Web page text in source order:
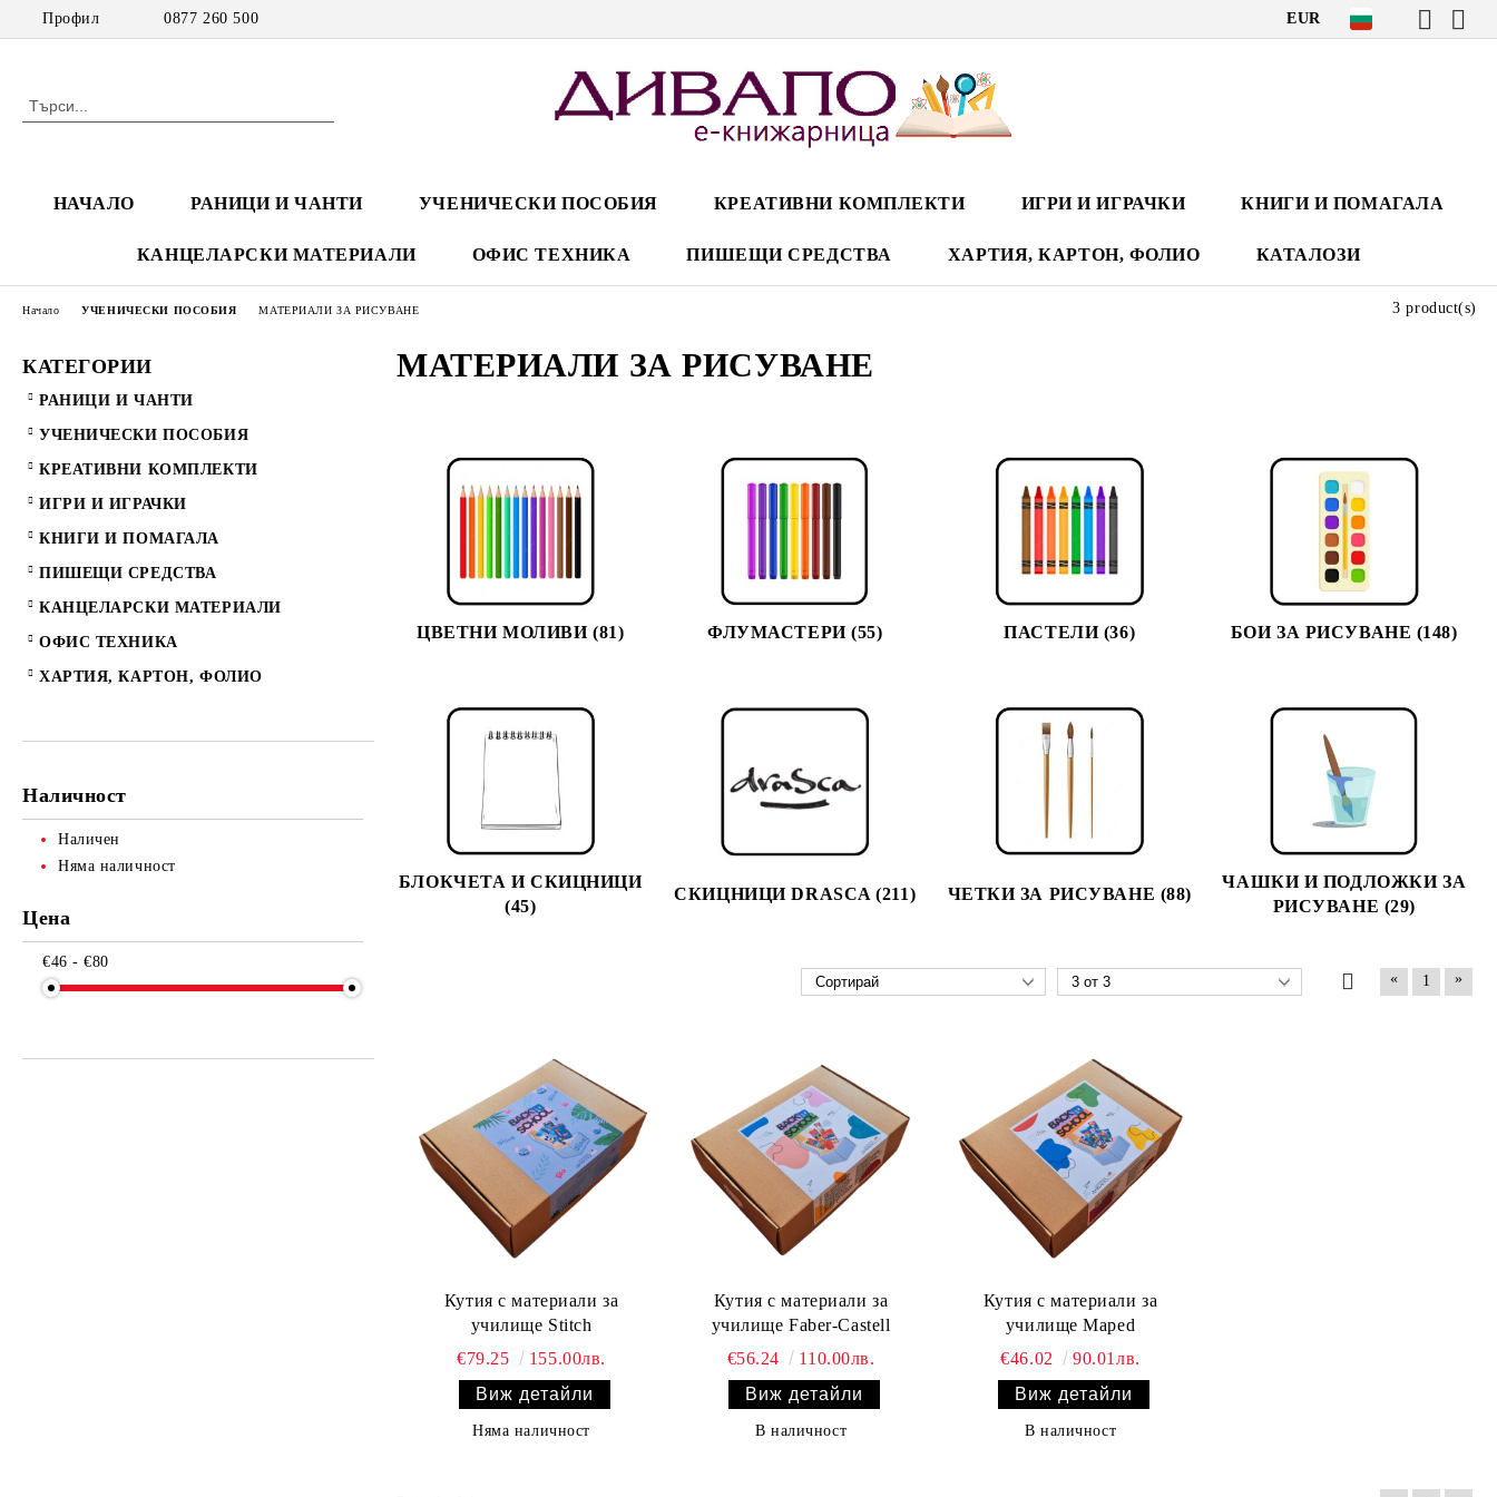
Профил 0877 260 500 EUR
НАЧАЛО РАНИЦИ И ЧАНТИ УЧЕНИЧЕСКИ ПОСОБИЯ КРЕАТИВНИ КОМПЛЕКТИ ИГРИ И ИГРАЧКИ КНИГИ И ПОМАГАЛА
КАНЦЕЛАРСКИ МАТЕРИАЛИ ОФИС ТЕХНИКА ПИШЕЩИ СРЕДСТВА ХАРТИЯ, КАРТОН, ФОЛИО КАТАЛОЗИ
КАТЕГОРИИ
РАНИЦИ И ЧАНТИ
УЧЕНИЧЕСКИ ПОСОБИЯ
КРЕАТИВНИ КОМПЛЕКТИ
ИГРИ И ИГРАЧКИ
КНИГИ И ПОМАГАЛА
ПИШЕЩИ СРЕДСТВА
КАНЦЕЛАРСКИ МАТЕРИАЛИ
ОФИС ТЕХНИКА
ХАРТИЯ, КАРТОН, ФОЛИО
Наличност
Наличен
Няма наличност
Цена
€46 - €80
Начало УЧЕНИЧЕСКИ ПОСОБИЯ МАТЕРИАЛИ ЗА РИСУВАНЕ
МАТЕРИАЛИ ЗА РИСУВАНЕ
ЦВЕТНИ МОЛИВИ (81) ФЛУМАСТЕРИ (55) ПАСТЕЛИ (36) БОИ ЗА РИСУВАНЕ (148)
БЛОКЧЕТА И СКИЦНИЦИ
(45)
СКИЦНИЦИ DRASCA (211) ЧЕТКИ ЗА РИСУВАНЕ (88)
ЧАШКИ И ПОДЛОЖКИ ЗА
РИСУВАНЕ (29)
3 product(s)
« 1 »
Кутия с материали за
училище Stitch
€79.25
155.00лв.
Виж детайли
Няма наличност
Кутия с материали за
училище Faber-Castell
€56.24
110.00лв.
Виж детайли
В наличност
Кутия с материали за
училище Maped
€46.02
90.01лв.
Виж детайли
В наличност